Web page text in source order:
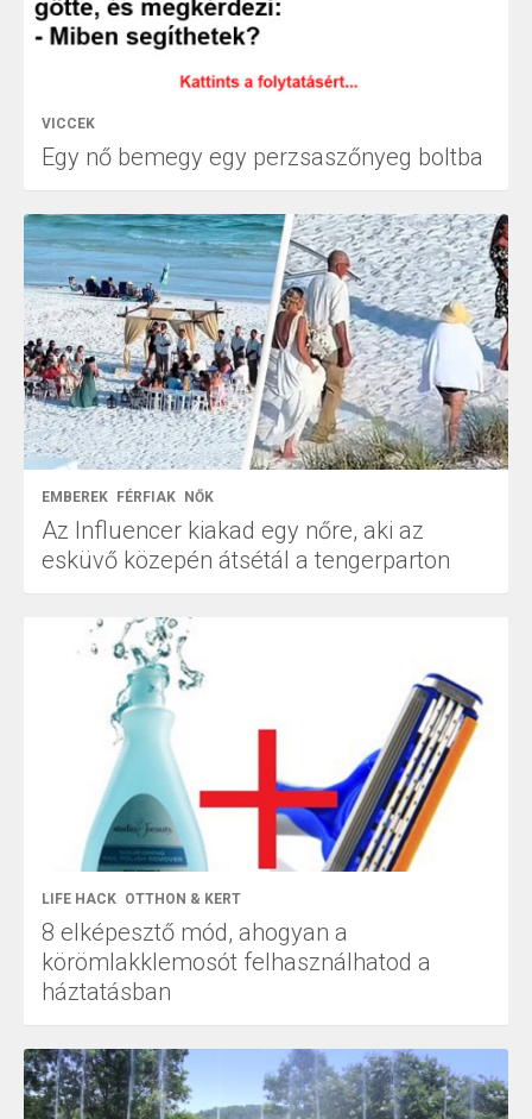
VICCEK
Egy nő bemegy egy perzsaszőnyeg boltba
EMBEREK FÉRFIAK NŐK
Az Influencer kiakad egy nőre, aki az
esküvő közepén átsétál a tengerparton
LIFE HACK OTTHON & KERT
8 elképesztő mód, ahogyan a
körömlakklemosót felhasználhatod a
háztatásban